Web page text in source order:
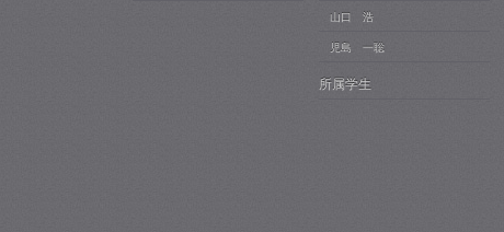
山口 浩
児島 一聡
所属学生